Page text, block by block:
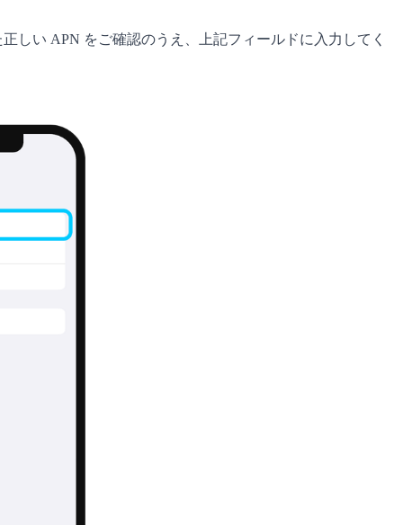
しい APN をご確認のうえ、上記フィールドに入力してく